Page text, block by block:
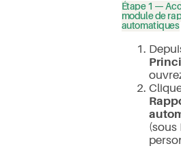
Étape 1 —
module de
automatiques
(sous